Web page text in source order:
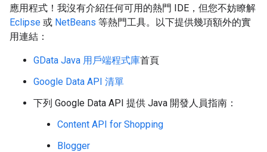
應用程式！我沒有介紹任何可用的熱門 IDE，但您不妨瞭解
Eclipse 或 NetBeans 等熱門工具。以下提供幾項額外的實
用連結：
GData Java 用戶端程式庫首頁
Google Data API 清單
下列 Google Data API 提供 Java 開發人員指南：
Content API for Shopping
Blogger